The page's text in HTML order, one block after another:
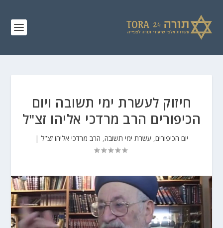
חיזוק לעשרת ימי תשובה ויום
הכיפורים הרב מרדכי אליהו זצ"ל
יום הכיפורים, עשרת ימי תשובה, הרב מרדכי אליהו זצ"ל |